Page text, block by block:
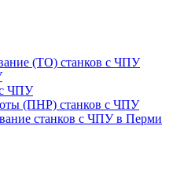
(ТО) станков с ЧПУ
с ЧПУ
(ПНР) станков с ЧПУ
станков с ЧПУ в Перми